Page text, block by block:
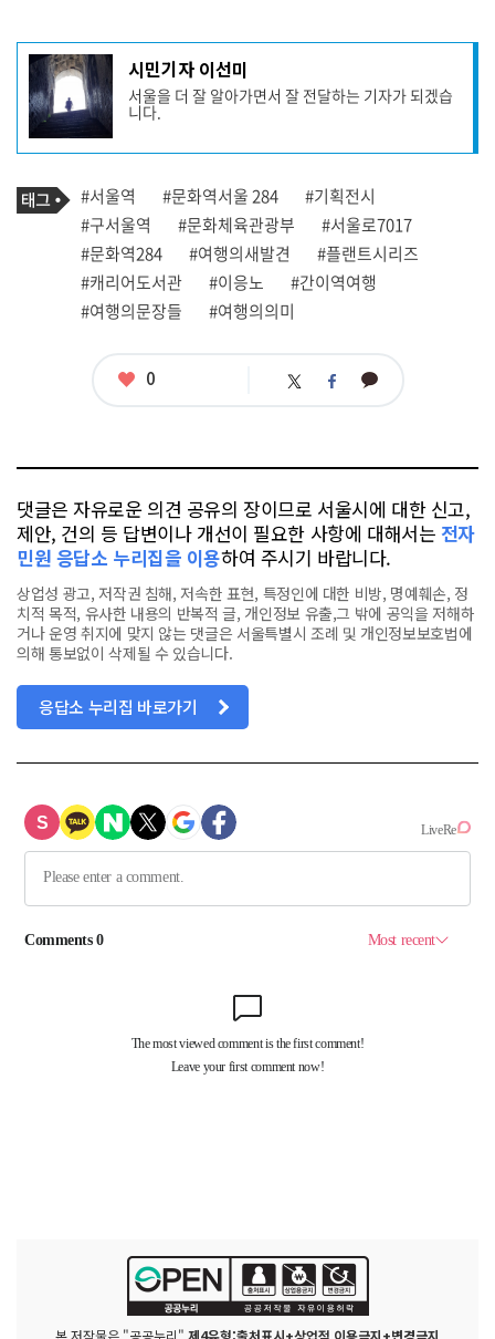
기
사
작
성
자
프
필
시민기자 이선미
서울을 더 잘 알아가면서 잘 전달하는 기자가 되겠습
니다.
기
사
관
련
태
그
태
그
#서울역 #문화역서울 284
#기획전시
#구서울역
#문화체육관광부
#서울로7017
#문화역284
#여행의새발견
#플랜트시리즈
#캐리어도서관
#이응노
#간이역여행
#여행의문장들
#여행의의미
좋
0 트 페 카
댓글은 자유로운 의견 공유의 장이므로 서울시에 대한 신고,
제안, 건의 등 답변이나 개선이 필요한 사항에 대해서는 전자
민원 응답소 누리집을 이용하여 주시기 바랍니다.
상업성 광고, 저작권 침해, 저속한 표현, 특정인에 대한 비방, 명예훼손, 정
치적 목적, 유사한 내용의 반복적 글, 개인정보 유출,그 밖에 공익을 저해하
거나 운영 취지에 맞지 않는 댓글은 서울특별시 조례 및 개인정보보호법에
의해 통보없이 삭제될 수 있습니다.
응답소 누리집 바로가기